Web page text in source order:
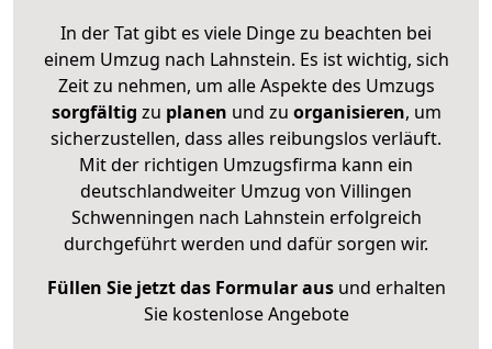
In der Tat gibt es viele Dinge zu beachten bei
einem Umzug nach Lahnstein. Es ist wichtig, sich
Zeit zu nehmen, um alle Aspekte des Umzugs
sorgfältig zu planen und zu organisieren, um
sicherzustellen, dass alles reibungslos verläuft.
Mit der richtigen Umzugsfirma kann ein
deutschlandweiter Umzug von Villingen
Schwenningen nach Lahnstein erfolgreich
durchgeführt werden und dafür sorgen wir.
Füllen Sie jetzt das Formular ausund erhalten
Sie kostenlose Angebote